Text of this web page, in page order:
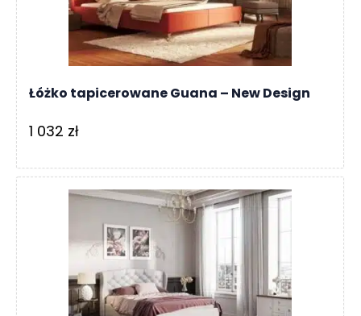
Łóżko tapicerowane Guana – New Design
1 032 zł